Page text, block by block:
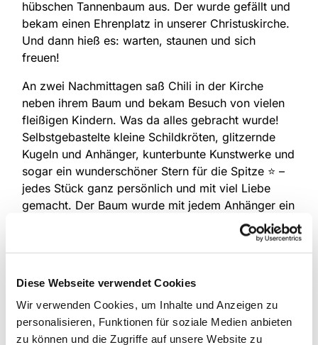
Diese Webseite verwendet Cookies
Wir verwenden Cookies, um Inhalte und Anzeigen zu
personalisieren, Funktionen für soziale Medien anbieten
zu können und die Zugriffe auf unsere Website zu
hübschen Tannenbaum aus. Der wurde gefällt und
bekam einen Ehrenplatz in unserer Christuskirche.
Und dann hieß es: warten, staunen und sich
freuen!
An zwei Nachmittagen saß Chili in der Kirche
neben ihrem Baum und bekam Besuch von vielen
fleißigen Kindern. Was da alles gebracht wurde!
Selbstgebastelte kleine Schildkröten, glitzernde
Kugeln und Anhänger, kunterbunte Kunstwerke und
sogar ein wunderschöner Stern für die Spitze ⭐ –
jedes Stück ganz persönlich und mit viel Liebe
gemacht. Der Baum wurde mit jedem Anhänger ein
bisschen fröhlicher – und Chili ein bisschen
einem kleinen Geschenkkarton direkt unter dem
Tannenbaum übernachtet. So konnte sie
aufpassen, dass kein Schmuck verloren geht und
der Baum über Nacht weiter so schön strahlt.